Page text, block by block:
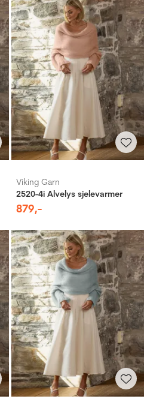
Viking Garn
2520-4i Alvelys sjelevarmer
879,-